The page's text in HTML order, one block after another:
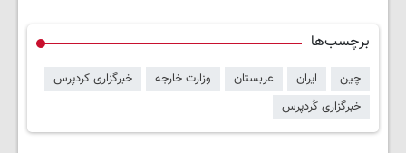
برچسب‌ها
چین ایران عربستان وزارت خارجه
خبرگزاری کردپرس
خبرگزاری کُردپرس